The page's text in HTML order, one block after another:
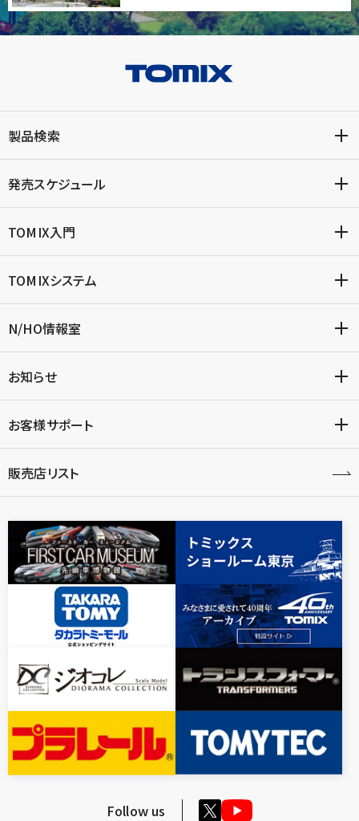
製品検索
発売スケジュール
TOMIX入門
TOMIXシステム
N/HO情報室
お知らせ
お客様サポート
販売店リスト
Follow us